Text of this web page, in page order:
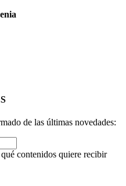
de las últimas novedades:
contenidos quiere recibir